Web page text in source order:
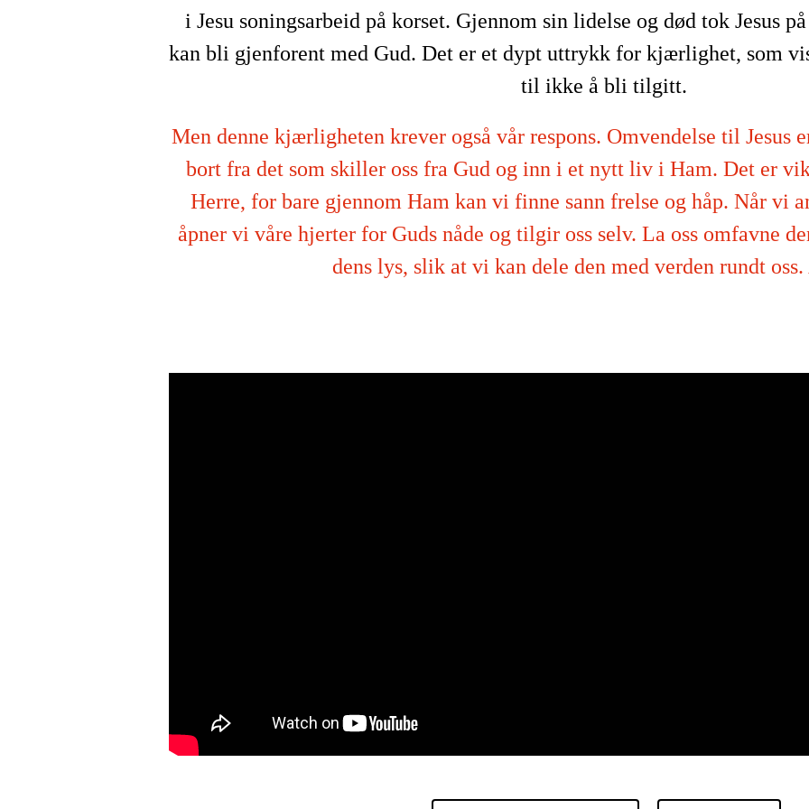
i Jesu soningsarbeid på korset. Gjennom sin lidelse og død tok Jesus
kan bli gjenforent med Gud. Det er et dypt uttrykk for kjærlighet, som
til ikke å bli tilgitt.
Men denne kjærligheten krever også vår respons. Omvendelse til Jesus
bort fra det som skiller oss fra Gud og inn i et nytt liv i Ham. Det er
Herre, for bare gjennom Ham kan vi finne sann frelse og håp. Når vi
åpner vi våre hjerter for Guds nåde og tilgir oss selv. La oss omfavne
dens lys, slik at vi kan dele den med verden rundt